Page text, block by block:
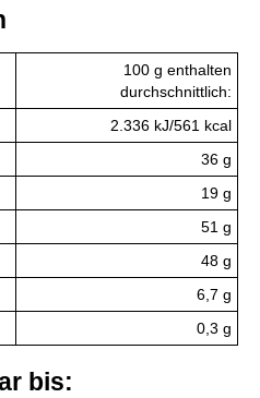
100 g enthalten
durchschnittlich:
2.336 kJ/561 kcal
36 g
19 g
51 g
48 g
6,7 g
0,3 g
bis: